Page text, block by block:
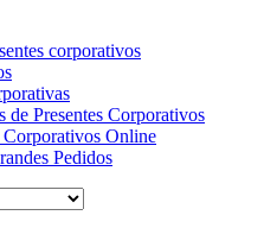
corporativos
de Presentes Corporativos
Corporativos Online
Pedidos